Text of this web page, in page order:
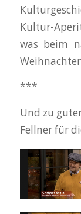
Kultur-
was beim
***
Und zu
Fellner für